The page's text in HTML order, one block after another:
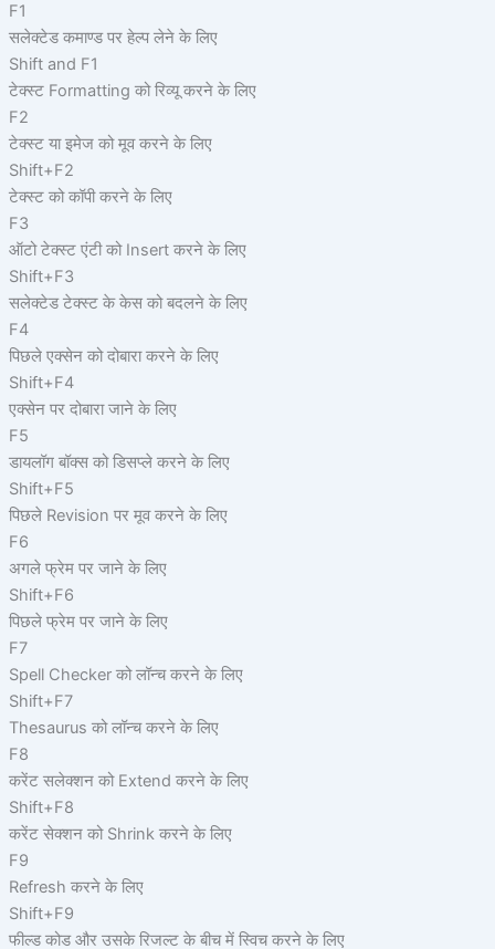
F1
सलेक्टेड कमाण्ड पर हेल्प लेने के लिए
Shift and F1
टेक्स्ट Formatting को रिव्यू करने के लिए
F2
टेक्स्ट या इमेज को मूव करने के लिए
Shift+F2
टेक्स्ट को कॉपी करने के लिए
F3
ऑटो टेक्स्ट एंटी को Insert करने के लिए
Shift+F3
सलेक्टेड टेक्स्ट के केस को बदलने के लिए
F4
पिछले एक्सेन को दोबारा करने के लिए
Shift+F4
एक्सेन पर दोबारा जाने के लिए
F5
डायलॉग बॉक्स को डिसप्ले करने के लिए
Shift+F5
पिछले Revision पर मूव करने के लिए
F6
अगले फ्रेम पर जाने के लिए
Shift+F6
पिछले फ्रेम पर जाने के लिए
F7
Spell Checker को लॉन्च करने के लिए
Shift+F7
Thesaurus को लॉन्च करने के लिए
F8
करेंट सलेक्शन को Extend करने के लिए
Shift+F8
करेंट सेक्शन को Shrink करने के लिए
F9
Refresh करने के लिए
Shift+F9
फील्ड कोड और उसके रिजल्ट के बीच में स्विच करने के लिए